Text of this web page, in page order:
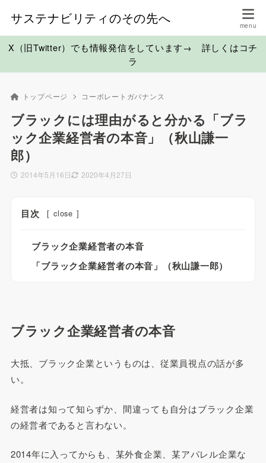
サステナビリティのその先へ
X（旧Twitter）でも情報発信をしています→ 詳しくはコチ
ラ
トップページ コーポレートガバナンス
ブラックには理由がると分かる「ブラ
ック企業経営者の本音」（秋山謙一
郎）
2014年5月16日 2020年4月27日
目次 [ close ]
ブラック企業経営者の本音
「ブラック企業経営者の本音」（秋山謙一郎）
ブラック企業経営者の本音
大抵、ブラック企業というものは、従業員視点の話が多
い。
経営者は知って知らずか、間違っても自分はブラック企業
の経営者であると言わない。
2014年に入ってからも、某外食企業、某アパレル企業な